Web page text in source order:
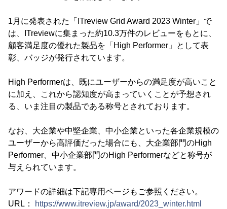
1月に発表された「ITreview Grid Award 2023 Winter」で
は、ITreviewに集まった約10.3万件のレビューをもとに、
顧客満足度の優れた製品を「High Performer」として表
彰、バッジが発行されています。
High Performerは、既にユーザーからの満足度が高いこと
に加え、これから認知度が高まっていくことが予想され
る、いま注目の製品である称号とされております。
なお、大企業や中堅企業、中小企業といった各企業規模の
ユーザーから高評価だった場合にも、大企業部門のHigh
Performer、中小企業部門のHigh Performerなどと称号が
与えられています。
アワードの詳細は下記専用ページもご参照ください。
URL：
https://www.itreview.jp/award/2023_winter.html